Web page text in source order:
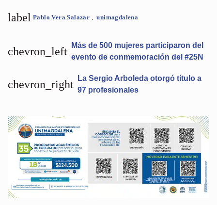
label Pablo Vera Salazar , unimagdalena
chevron_left
Más de 500 mujeres participaron del
evento de conmemoración del #25N
La Sergio Arboleda otorgó título a
97 profesionales
chevron_right